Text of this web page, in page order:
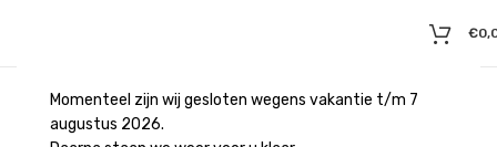
Momenteel zijn wij gesloten wegens vakantie t/m 7
augustus 2026.
€